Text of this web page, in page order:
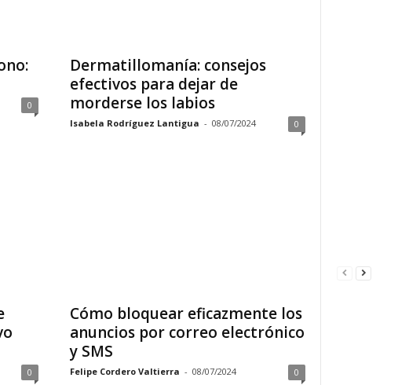
0
Dermatillomanía: consejos
efectivos para dejar de
morderse los labios
Isabela Rodríguez Lantigua - 08/07/2024 0
0
Cómo bloquear eficazmente los
anuncios por correo electrónico
y SMS
Felipe Cordero Valtierra - 08/07/2024 0